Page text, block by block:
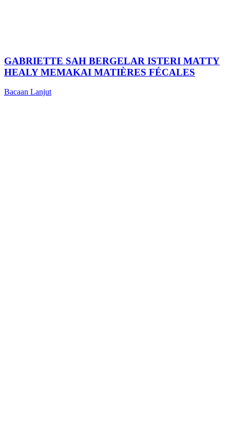
GABRIETTE SAH BERGELAR ISTERI MATTY
HEALY MEMAKAI MATIÈRES FÉCALES
Bacaan Lanjut